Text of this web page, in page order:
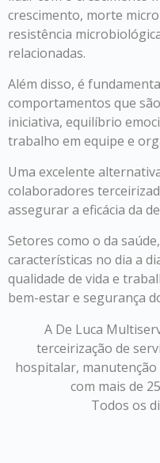
crescimento, morte
resistência
relacionadas.
Além disso, é
comportamentos que
iniciativa, equilíbrio
trabalho em equipe e
Uma excelente
colaboradores
assegurar a eficácia da
Setores como o da
características no dia a
qualidade de vida e
bem-estar e segurança
A De Luca
terceirização de
hospitalar,
com mais de
Todos os